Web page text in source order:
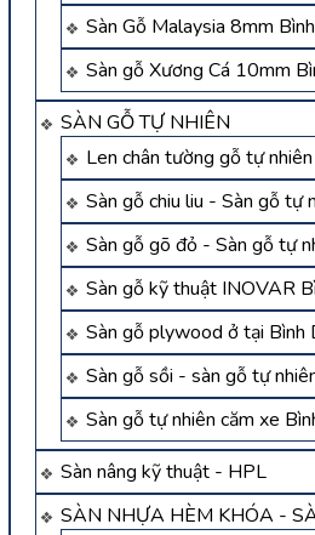
Sàn Gỗ Malaysia 8mm
Sàn gỗ Xương Cá 10mm
SÀN GỖ TỰ NHIÊN
Len chân tường gỗ tự nhiên
Sàn gỗ chiu liu - Sàn gỗ tự
Sàn gỗ gõ đỏ - Sàn gỗ tự
Sàn gỗ kỹ thuật INOVAR
Sàn gỗ plywood ở tại Bình
Sàn gỗ sồi - sàn gỗ tự
Sàn gỗ tự nhiên căm xe
Sàn nâng kỹ thuật - HPL
SÀN NHỰA HÈM KHÓA -